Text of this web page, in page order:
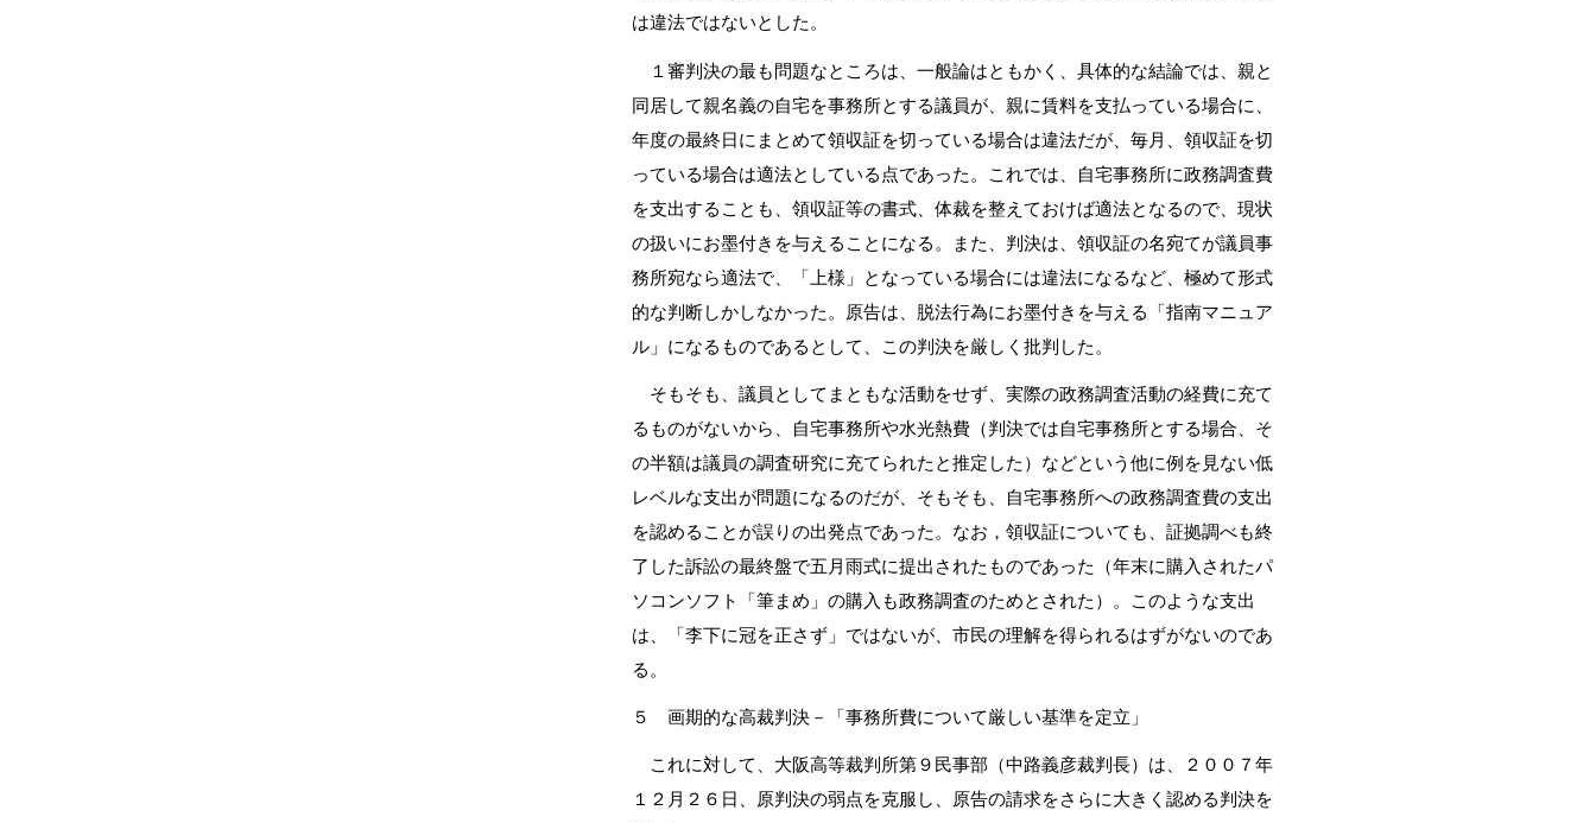
は違法ではないとした。
１審判決の最も問題なところは、一般論はともかく、具体的な結論では、親と
同居して親名義の自宅を事務所とする議員が、親に賃料を支払っている場合に、
年度の最終日にまとめて領収証を切っている場合は違法だが、毎月、領収証を切
っている場合は適法としている点であった。これでは、自宅事務所に政務調査費
を支出することも、領収証等の書式、体裁を整えておけば適法となるので、現状
の扱いにお墨付きを与えることになる。また、判決は、領収証の名宛てが議員事
務所宛なら適法で、「上様」となっている場合には違法になるなど、極めて形式
的な判断しかしなかった。原告は、脱法行為にお墨付きを与える「指南マニュア
ル」になるものであるとして、この判決を厳しく批判した。
そもそも、議員としてまともな活動をせず、実際の政務調査活動の経費に充て
るものがないから、自宅事務所や水光熱費（判決では自宅事務所とする場合、そ
の半額は議員の調査研究に充てられたと推定した）などという他に例を見ない低
レベルな支出が問題になるのだが、そもそも、自宅事務所への政務調査費の支出
を認めることが誤りの出発点であった。なお，領収証についても、証拠調べも終
了した訴訟の最終盤で五月雨式に提出されたものであった（年末に購入されたパ
ソコンソフト「筆まめ」の購入も政務調査のためとされた）。このような支出
は、「李下に冠を正さず」ではないが、市民の理解を得られるはずがないのであ
る。
５ 画期的な高裁判決－「事務所費について厳しい基準を定立」
これに対して、大阪高等裁判所第９民事部（中路義彦裁判長）は、２００７年
１２月２６日、原判決の弱点を克服し、原告の請求をさらに大きく認める判決を